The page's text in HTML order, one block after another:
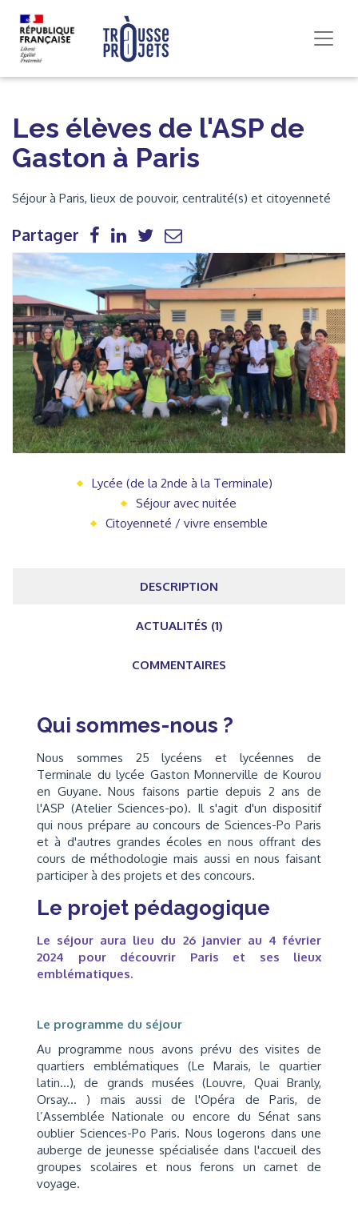
Les élèves de l'ASP de
Gaston à Paris
Séjour à Paris, lieux de pouvoir, centralité(s) et citoyenneté
Partager
Lycée (de la 2nde à la Terminale)
Séjour avec nuitée
Citoyenneté / vivre ensemble
DESCRIPTION
ACTUALITÉS (1)
COMMENTAIRES
Qui sommes-nous ?
Nous sommes 25 lycéens et lycéennes de
Terminale du lycée Gaston Monnerville de Kourou
en Guyane. Nous faisons partie depuis 2 ans de
l'ASP (Atelier Sciences-po). Il s'agit d'un dispositif
qui nous prépare au concours de Sciences-Po Paris
et à d'autres grandes écoles en nous offrant des
cours de méthodologie mais aussi en nous faisant
participer à des projets et des concours.
Le projet pédagogique
Le séjour aura lieu du 26 janvier au 4 février
2024 pour découvrir Paris et ses lieux
emblématiques.
Le programme du séjour
Au programme nous avons prévu des visites de
quartiers emblématiques (Le Marais, le quartier
latin...), de grands musées (Louvre, Quai Branly,
Orsay... ) mais aussi de l'Opéra de Paris, de
l’Assemblée Nationale ou encore du Sénat sans
oublier Sciences-Po Paris. Nous logerons dans une
auberge de jeunesse spécialisée dans l'accueil des
groupes scolaires et nous ferons un carnet de
voyage.